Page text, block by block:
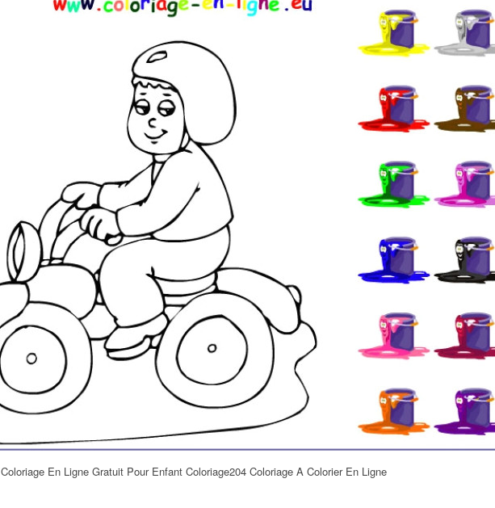
Coloriage En Ligne Gratuit Pour Enfant Coloriage204 Coloriage A Colorier En Ligne